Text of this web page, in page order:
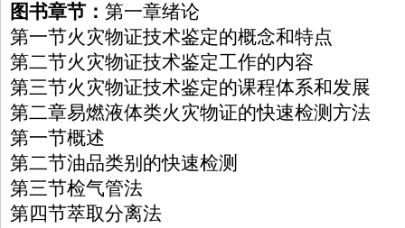
图书章节： 第一章绪论
第一节火灾物证技术鉴定的概念和特点
第二节火灾物证技术鉴定工作的内容
第三节火灾物证技术鉴定的课程体系和发展
第二章易燃液体类火灾物证的快速检测方法
第一节概述
第二节油品类别的快速检测
第三节检气管法
第四节萃取分离法